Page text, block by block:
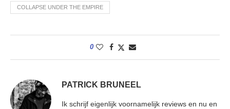
COLLAPSE UNDER THE EMPIRE
0
PATRICK BRUNEEL
Ik schrijf eigenlijk voornamelijk reviews en nu en